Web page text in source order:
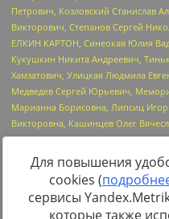
https://
inostrannyih-agentov-22-03-
Для повышения
cookies (
сервисы
которые также